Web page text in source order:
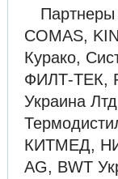
Партнеры
COMAS,
Курако,
ФИЛТ-ТЕК,
Украина
КИТМЕД,
AG, BWT